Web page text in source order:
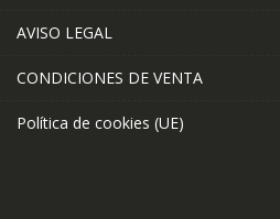
AVISO LEGAL
CONDICIONES DE VENTA
Política de cookies (UE)